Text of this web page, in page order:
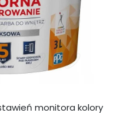
monitora kolory